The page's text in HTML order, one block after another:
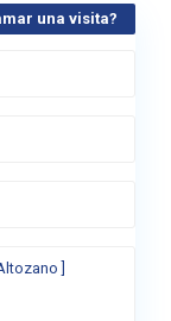
una visita?